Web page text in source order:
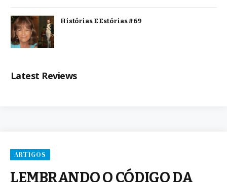
Histórias E Estórias #69
Latest Reviews
ARTIGOS
LEMBRANDO O CÓDIGO DA